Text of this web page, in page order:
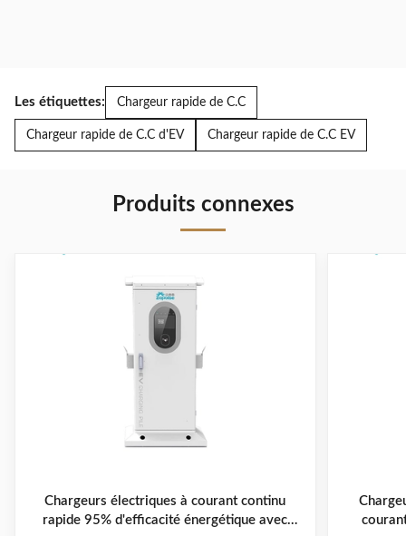
Les étiquettes: Chargeur rapide de C.C
Chargeur rapide de C.C d'EV Chargeur rapide de C.C EV
Produits connexes
Chargeurs électriques à courant continu
rapide 95% d'efficacité énergétique avec